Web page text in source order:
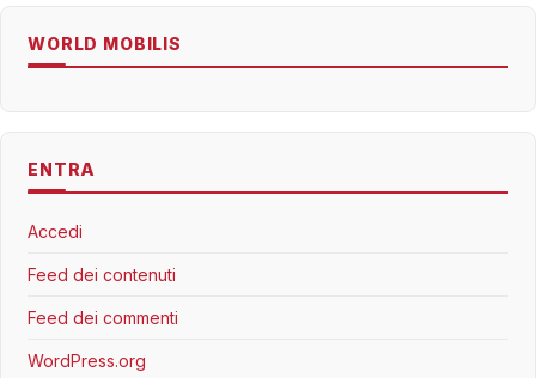
WORLD MOBILIS
ENTRA
Accedi
Feed dei contenuti
Feed dei commenti
WordPress.org